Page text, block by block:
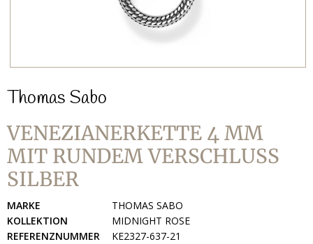
Thomas Sabo
VENEZIANERKETTE 4 MM
MIT RUNDEM VERSCHLUSS
SILBER
MARKE
THOMAS SABO
KOLLEKTION
MIDNIGHT ROSE
REFERENZNUMMER
KE2327-637-21